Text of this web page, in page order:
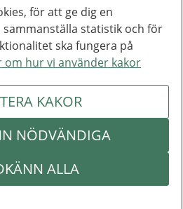
som bidrar till att utveckla välfärden.
Hantering av kakor
för att ge dig en
statistik och för
ska fungera på
om hur vi använder kakor
KAKOR
NÖDVÄNDIGA
ALLA